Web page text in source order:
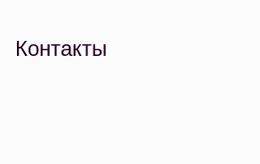
Контакты